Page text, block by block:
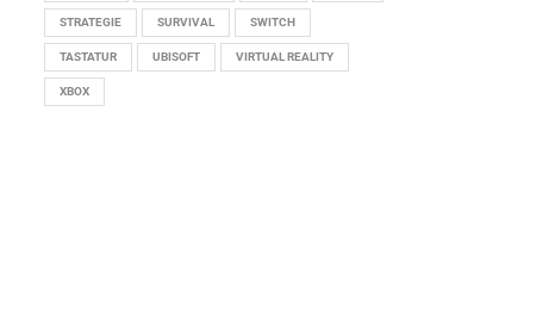
STRATEGIE SURVIVAL SWITCH
TASTATUR UBISOFT VIRTUAL REALITY
XBOX